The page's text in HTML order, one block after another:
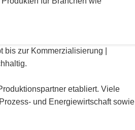
zur Kommerzialisierung |
etabliert. Viele
und Energiewirtschaft sowie